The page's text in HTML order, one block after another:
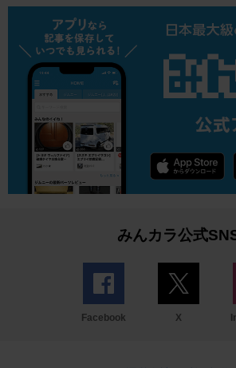
みんカラ公式
Facebook X